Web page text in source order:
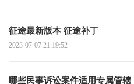
征途最新版本 征途补丁
2023-07-07 21:19:52
哪些民事诉讼案件适用专属管辖